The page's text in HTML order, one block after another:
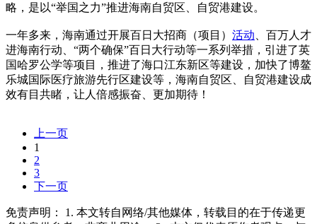
略，是以“举国之力”推进海南自贸区、自贸港建设。
一年多来，海南通过开展百日大招商（项目） 活动 、百万人才
进海南行动、“两个确保”百日大行动等一系列举措，引进了英
国哈罗公学等项目，推进了海口江东新区等建设，加快了博鳌
乐城国际医疗旅游先行区建设等，海南自贸区、自贸港建设成
效有目共睹，让人倍感振奋、更加期待！
上一页
1
2
3
下一页
免责声明： 1. 本文转自网络/其他媒体，转载目的在于传递更